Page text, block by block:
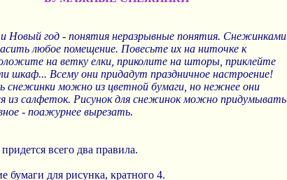
Новый год - понятия неразрывные понятия. Снежинками
любое помещение. Повесьте их на ниточке к
на ветку елки, приколите на шторы, приклейте
шкаф... Всему они придадут праздничное настроение!
снежинки можно из цветной бумаги, но нежнее они
из салфеток. Рисунок для снежинок можно придумывать
- поажурнее вырезать.
всего два правила.
бумаги для рисунка, кратного 4.